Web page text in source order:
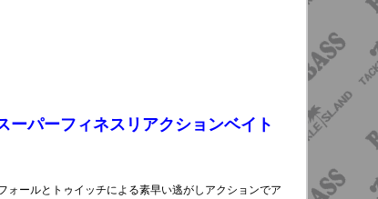
ーパーフィネスリアクションベイト
ォールとトゥイッチによる素早い逃がしアクションでア